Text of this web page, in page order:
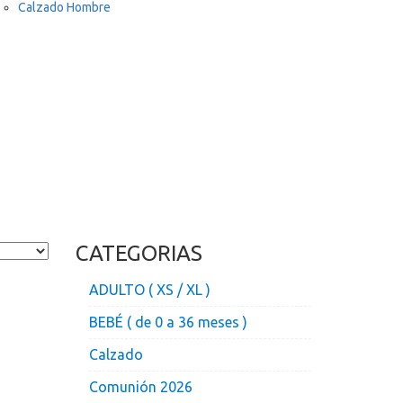
Calzado Hombre
CATEGORIAS
ADULTO ( XS / XL )
BEBÉ ( de 0 a 36 meses )
Calzado
Comunión 2026